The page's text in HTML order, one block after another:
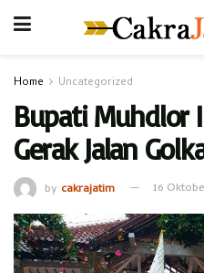
Home Uncategorized
Bupati Muhdlor
Gerak Jalan
by cakrajatim 16